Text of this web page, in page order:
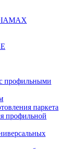
профильными
паркета
профильной